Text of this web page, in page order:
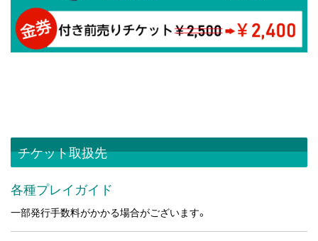
チケット取扱先
各種プレイガイド
一部発行手数料がかかる場合がございます。